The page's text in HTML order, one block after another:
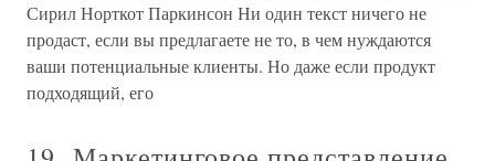
Сирил Норткот Паркинсон Ни один текст ничего не
продаст, если вы предлагаете не то, в чем нуждаются
ваши потенциальные клиенты. Но даже если продукт
подходящий, его